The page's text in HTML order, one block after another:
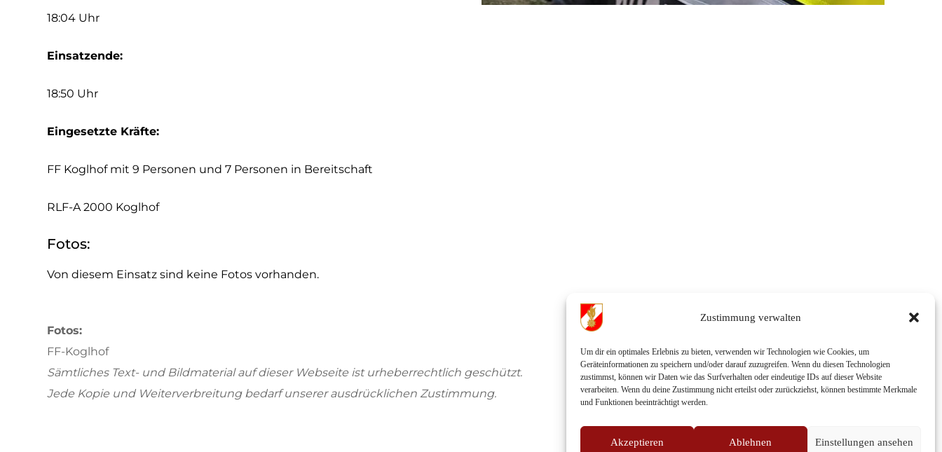
Zustimmung verwalten
Um dir ein optimales Erlebnis zu bieten, verwenden wir Technologien wie Cookies, um
Geräteinformationen zu speichern und/oder darauf zuzugreifen. Wenn du diesen Technologien
zustimmst, können wir Daten wie das Surfverhalten oder eindeutige IDs auf dieser Website
verarbeiten. Wenn du deine Zustimmung nicht erteilst oder zurückziehst, können bestimmte Merkmale
und Funktionen beeinträchtigt werden.
Akzeptieren Ablehnen Einstellungen ansehen
18:04 Uhr
Einsatzende:
18:50 Uhr
Eingesetzte Kräfte:
FF Koglhof mit 9 Personen und 7 Personen in Bereitschaft
RLF-A 2000 Koglhof
Fotos:
Von diesem Einsatz sind keine Fotos vorhanden.
Fotos:
FF-Koglhof
Sämtliches Text- und Bildmaterial auf dieser Webseite ist urheberrechtlich geschützt.
Jede Kopie und Weiterverbreitung bedarf unserer ausdrücklichen Zustimmung.